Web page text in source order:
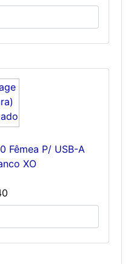
Fêmea P/ USB-A
XO